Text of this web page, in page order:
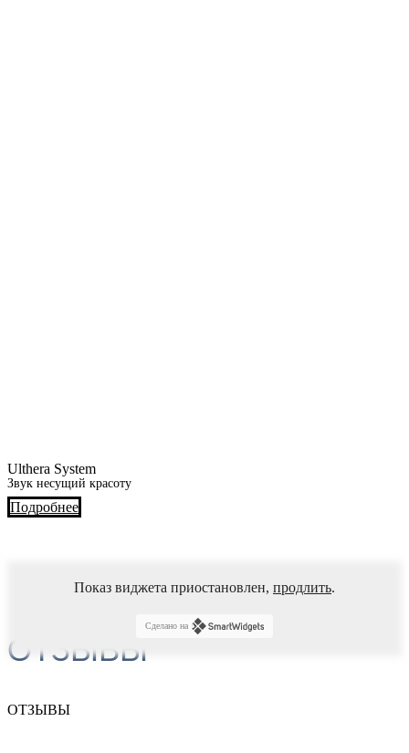
Ulthera System
Звук несущий красоту
Подробнее
ОТЗЫВЫ
Показ виджета приостановлен, продлить.
Сделано на
ОТЗЫВЫ